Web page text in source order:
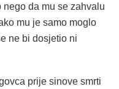
da mu se zahvalu
mu je samo moglo
ne bi dosjetio ni
prije sinove smrti